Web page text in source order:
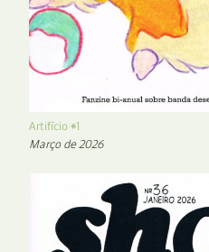
Artifício #1
Março de 2026